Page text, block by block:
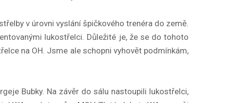
v úrovni vyslání špičkového trenéra do země.
lukostřelci. Důležité je, že se do tohoto
na OH. Jsme ale schopni vyhovět podmínkám,
Bubky. Na závěr do sálu nastoupili lukostřelci,